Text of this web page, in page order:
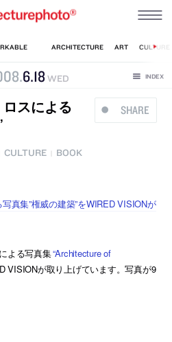
.6.18 WED
SHARE
スによる
CULTURE BOOK
真集”権威の建築”をWIRED VISIONが
による写真集“Architecture of
VISIONが取り上げています。写真が9